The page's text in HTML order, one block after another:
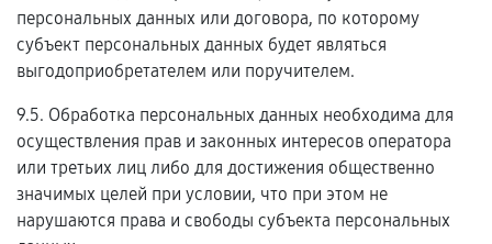
персональных данных или договора, по которому
субъект персональных данных будет являться
выгодоприобретателем или поручителем.
9.5. Обработка персональных данных необходима для
осуществления прав и законных интересов оператора
или третьих лиц либо для достижения общественно
значимых целей при условии, что при этом не
нарушаются права и свободы субъекта персональных